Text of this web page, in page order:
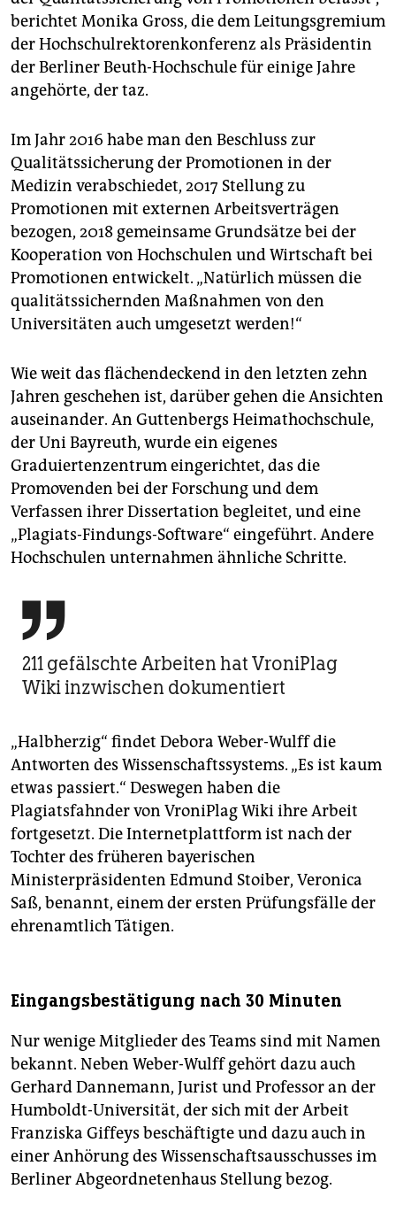
berichtet Monika Gross, die dem Leitungsgremium
der Hochschulrektorenkonferenz als Präsidentin
der Berliner Beuth-Hochschule für einige Jahre
angehörte, der taz.
Im Jahr 2016 habe man den Beschluss zur
Qualitätssicherung der Promotionen in der
Medizin verabschiedet, 2017 Stellung zu
Promotionen mit externen Arbeitsverträgen
bezogen, 2018 gemeinsame Grundsätze bei der
Kooperation von Hochschulen und Wirtschaft bei
Promotionen entwickelt. „Natürlich müssen die
qualitätssichernden Maßnahmen von den
Universitäten auch umgesetzt werden!“
Wie weit das flächendeckend in den letzten zehn
Jahren geschehen ist, darüber gehen die Ansichten
auseinander. An Guttenbergs Heimathochschule,
der Uni Bayreuth, wurde ein eigenes
Graduiertenzentrum eingerichtet, das die
Promovenden bei der Forschung und dem
Verfassen ihrer Dissertation begleitet, und eine
„Plagiats-Findungs-Software“ eingeführt. Andere
Hochschulen unternahmen ähnliche Schritte.

211 gefälschte Arbeiten hat VroniPlag
Wiki inzwischen dokumentiert
„Halbherzig“ findet Debora Weber-Wulff die
Antworten des Wissenschaftssystems. „Es ist kaum
etwas passiert.“ Deswegen haben die
Plagiatsfahnder von VroniPlag Wiki ihre Arbeit
fortgesetzt. Die Internetplattform ist nach der
Tochter des früheren bayerischen
Ministerpräsidenten Edmund Stoiber, Veronica
Saß, benannt, einem der ersten Prüfungsfälle der
ehrenamtlich Tätigen.
Eingangsbestätigung nach 30 Minuten
Nur wenige Mitglieder des Teams sind mit Namen
bekannt. Neben Weber-Wulff gehört dazu auch
Gerhard Dannemann, Jurist und Professor an der
Humboldt-Universität, der sich mit der Arbeit
Franziska Giffeys beschäftigte und dazu auch in
einer Anhörung des Wissenschaftsausschusses im
Berliner Abgeordnetenhaus Stellung bezog.